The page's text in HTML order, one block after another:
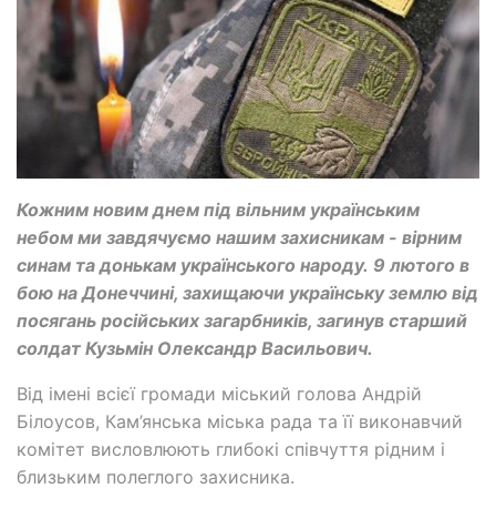
Кожним новим днем під вільним українським
небом ми завдячуємо нашим захисникам - вірним
синам та донькам українського народу. 9 лютого в
бою на Донеччині, захищаючи українську землю від
посягань російських загарбників, загинув старший
солдат Кузьмін Олександр Васильович.
Від імені всієї громади міський голова Андрій
Білоусов, Кам’янська міська рада та її виконавчий
комітет висловлюють глибокі співчуття рідним і
близьким полеглого захисника.